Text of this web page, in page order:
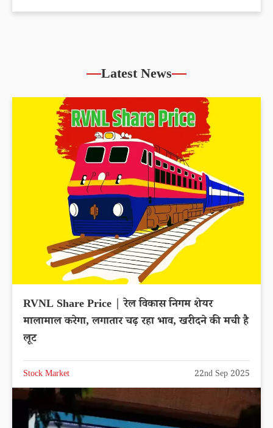
Latest News
RVNL Share Price | रेल विकास निगम शेयर
मालामाल करेगा, लगातार चढ़ रहा भाव, खरीदने की मची है
लूट
Stock Market 22nd Sep 2025